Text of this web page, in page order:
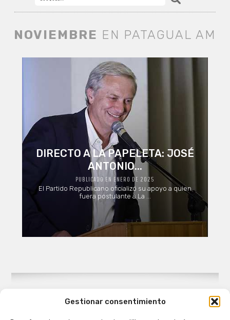
Gestionar consentimiento
NOVIEMBRE EN PATAGUAL AM
DIRECTO A LA PAPELETA: JOSÉ
ANTONIO...
PUBLICADO EN ENERO DE 2025
El Partido Republicano oficializó su apoyo a quien
fuera postulante a La ...